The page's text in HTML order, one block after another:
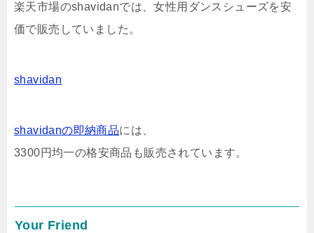
楽天市場のshavidanでは、女性用ダンスシューズを安
価で販売していました。
shavidan
shavidanの即納商品には、
3300円均一の格安商品も販売されています。
Your Friend